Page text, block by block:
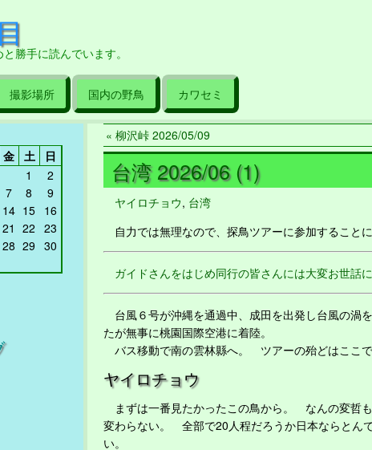
勝手に読んでいます。
撮影場所 国内の野鳥 カワセミ
金 土
日
1
2
7 8
9
14 15 16
21 22 23
28 29 30
« 柳沢峠 2026/05/09
台湾 2026/06 (1)
ヤイロチョウ, 台湾
自力では無理なので、探鳥ツアーに参加することに
ガイドさんをはじめ同行の皆さんには大変お世話
台風６号が沖縄を通過中、成田を出発し台風の
たが無事に桃園国際空港に着陸。
バス移動で南の雲林縣へ。 ツアーの殆どはここで
ヤイロチョウ
まずは一番見たかったこの鳥から。 なんの変哲
変わらない。 全部で20人程だろうか日本ならとん
い。